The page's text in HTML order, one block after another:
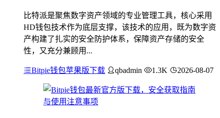
比特派是聚焦数字资产领域的专业管理工具，核心采用
HD钱包技术作为底层支撑，该技术的应用，既为数字资
产构建了扎实的安全防护体系，保障资产存储的安全
性，又充分兼顾用...
Bitpie钱包苹果版下载 qbadmin 1.3K 2026-08-07